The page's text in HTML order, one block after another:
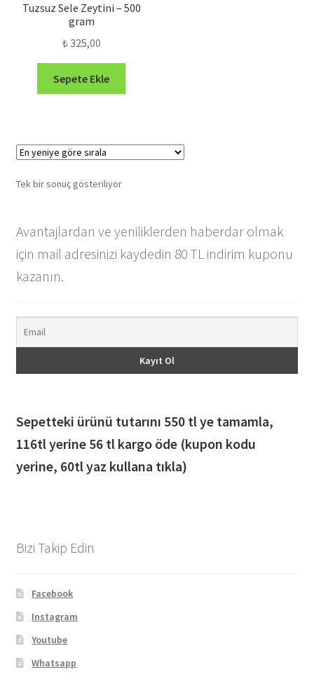
Tuzsuz Sele Zeytini – 500
gram
₺325,00
Sepete Ekle
Tek bir sonuç gösteriliyor
Avantajlardan ve yeniliklerden haberdar olmak
için mail adresinizi kaydedin 80 TL indirim kuponu
kazanın.
Sepetteki ürünü tutarını 550 tl ye tamamla,
116tl yerine 56 tl kargo öde (kupon kodu
yerine, 60tl yaz kullana tıkla)
Bizi Takip Edin
Facebook
Instagram
Youtube
Whatsapp